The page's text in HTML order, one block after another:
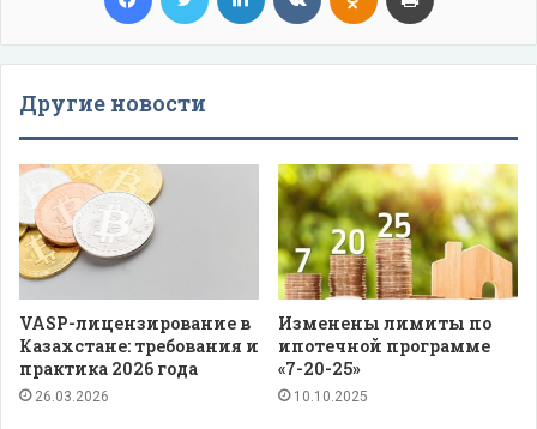
Другие новости
VASP-лицензирование в
Казахстане: требования и
практика 2026 года
26.03.2026
Изменены лимиты по
ипотечной программе
«7-20-25»
10.10.2025